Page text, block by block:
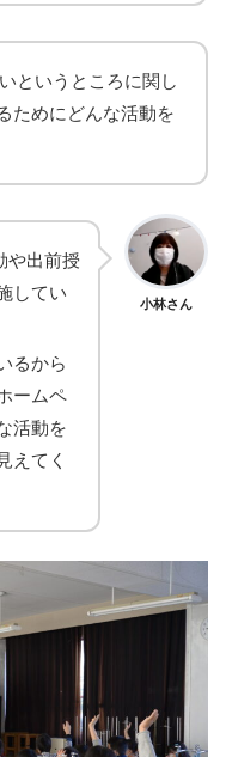
というところに関し
ためにどんな活動を
小林さん
や出前授
してい
るから
ームペ
活動を
えてく